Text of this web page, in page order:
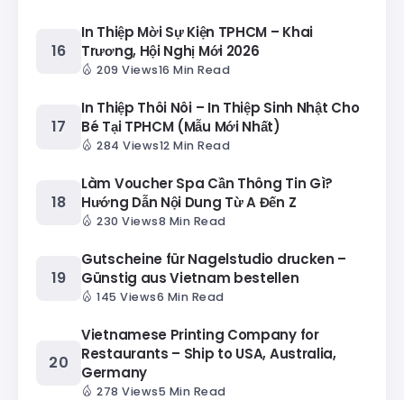
In Thiệp Mời Sự Kiện TPHCM – Khai
Trương, Hội Nghị Mới 2026
209 Views16 Min Read
In Thiệp Thôi Nôi – In Thiệp Sinh Nhật Cho
Bé Tại TPHCM (Mẫu Mới Nhất)
284 Views12 Min Read
Làm Voucher Spa Cần Thông Tin Gì?
Hướng Dẫn Nội Dung Từ A Đến Z
230 Views8 Min Read
Gutscheine für Nagelstudio drucken –
Günstig aus Vietnam bestellen
145 Views6 Min Read
Vietnamese Printing Company for
Restaurants – Ship to USA, Australia,
Germany
278 Views5 Min Read